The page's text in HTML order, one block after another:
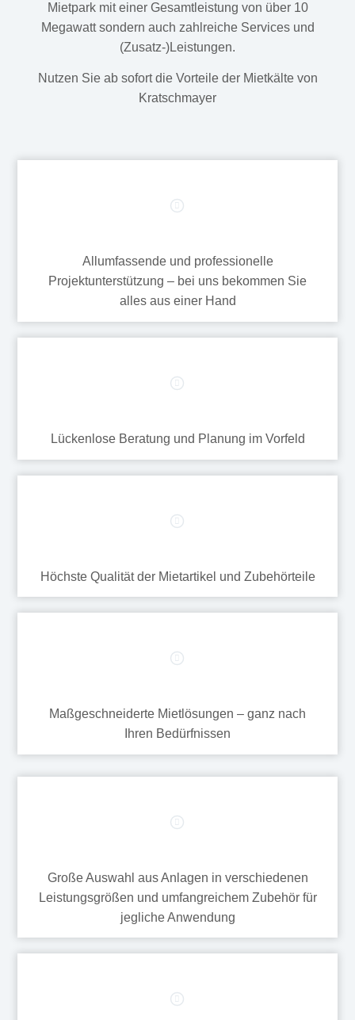
Mietpark mit einer Gesamtleistung von über 10
Megawatt sondern auch zahlreiche Services und
(Zusatz-)Leistungen.
Nutzen Sie ab sofort die Vorteile der Mietkälte von
Kratschmayer
Allumfassende und professionelle
Projektunterstützung – bei uns bekommen Sie
alles aus einer Hand
Lückenlose Beratung und Planung im Vorfeld
Höchste Qualität der Mietartikel und Zubehörteile
Maßgeschneiderte Mietlösungen – ganz nach
Ihren Bedürfnissen
Große Auswahl aus Anlagen in verschiedenen
Leistungsgrößen und umfangreichem Zubehör für
jegliche Anwendung